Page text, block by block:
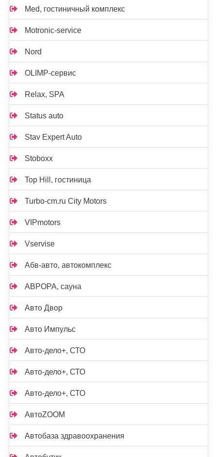
Med, гостиничный комплекс
Motronic-service
Nord
OLIMP-сервис
Relax, SPA
Status auto
Stav Expert Auto
Stoboxx
Top Hill, гостиница
Turbo-cm.ru City Motors
VIPmotors
Vservise
Абв-авто, автокомплекс
АВРОРА, сауна
Авто Двор
Авто Импульс
Авто-дело+, СТО
Авто-дело+, СТО
Авто-дело+, СТО
АвтоZOOM
Автобаза здравоохранения